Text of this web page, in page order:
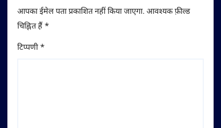
आपका ईमेल पता प्रकाशित नहीं किया जाएगा. आवश्यक फ़ील्ड
चिह्नित हैं *
टिप्पणी*